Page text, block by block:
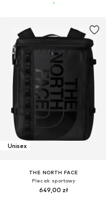
Unisex
THE NORTH FACE
Plecak sportowy
649,00 zł